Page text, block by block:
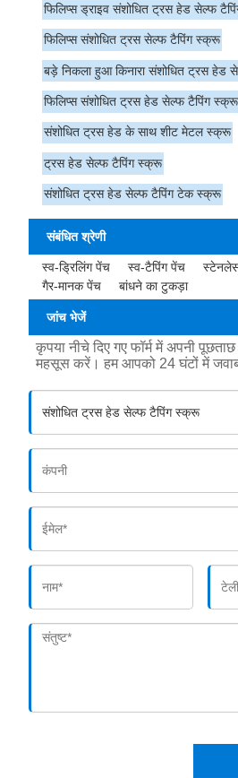
फिलिप्स ड्राइव संशोधित ट्रस हेड सेल्फ
फिलिप्स संशोधित ट्रस सेल्फ टैपिंग स्क्रू
बड़े निकला हुआ किनारा संशोधित ट्रस हेड
फिलिप्स संशोधित ट्रस हेड सेल्फ टैपिंग स्क्रू
संशोधित ट्रस हेड के साथ शीट मेटल स्क्रू
ट्रस हेड सेल्फ टैपिंग स्क्रू
संशोधित ट्रस हेड सेल्फ टैपिंग टेक स्क्रू
संबंधित श्रेणी
स्व-ड्रिलिंग पेंच स्व-टैपिंग पेंच
गैर-मानक पेंच
बांधने का टुकड़ा
जांच भेजें
कृपया नीचे दिए गए फॉर्म में अपनी
महसूस करें। हम आपको 24 घंटों में